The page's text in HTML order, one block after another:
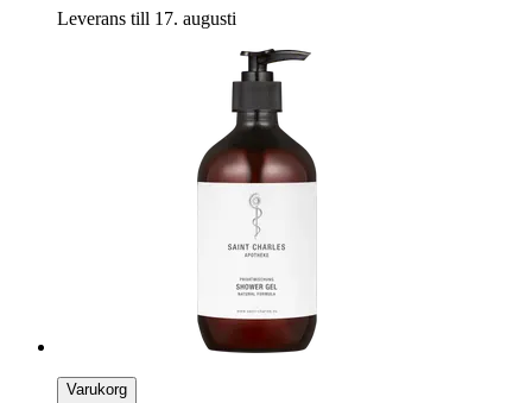
Leverans till 17. augusti
Varukorg